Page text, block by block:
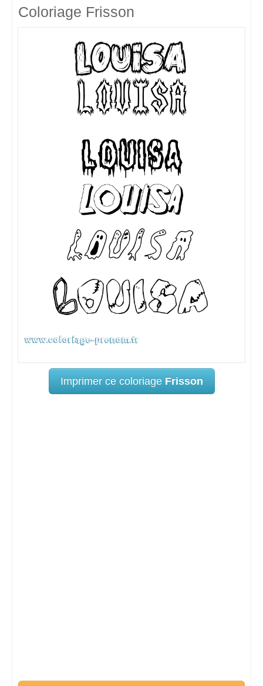
Coloriage Frisson
Imprimer ce coloriage Frisson